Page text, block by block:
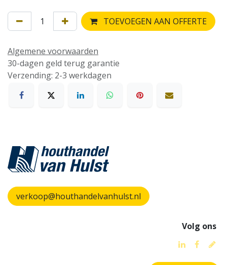
TOEVOEGEN AAN OFFERTE
Algemene voorwaarden
30-dagen geld terug garantie
Verzending: 2-3 werkdagen
verkoop@houthandelvanhulst.nl
Volg ons